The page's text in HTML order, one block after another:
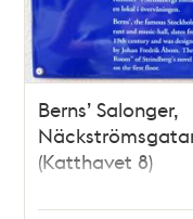
Berns’ Salonger,
(Katthavet 8)